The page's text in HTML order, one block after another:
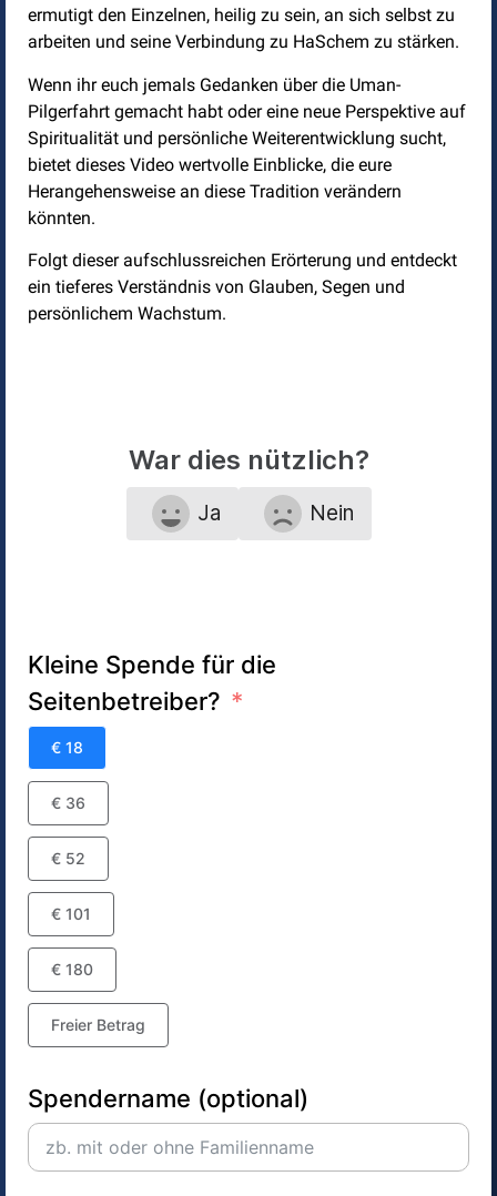
ermutigt den Einzelnen, heilig zu sein, an sich selbst zu
arbeiten und seine Verbindung zu HaSchem zu stärken.
Wenn ihr euch jemals Gedanken über die Uman-
Pilgerfahrt gemacht habt oder eine neue Perspektive auf
Spiritualität und persönliche Weiterentwicklung sucht,
bietet dieses Video wertvolle Einblicke, die eure
Herangehensweise an diese Tradition verändern
könnten.
Folgt dieser aufschlussreichen Erörterung und entdeckt
ein tieferes Verständnis von Glauben, Segen und
persönlichem Wachstum.
War dies nützlich?
Ja Nein
Kleine Spende für die
Seitenbetreiber?
€ 18
€ 36
€ 52
€ 101
€ 180
Freier Betrag
Spendername (optional)